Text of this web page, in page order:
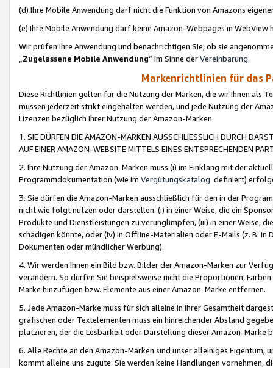
(d) Ihre Mobile Anwendung darf nicht die Funktion von Amazons
(e) Ihre Mobile Anwendung darf keine Amazon-Webpages in WebView
Wir prüfen Ihre Anwendung und benachrichtigen Sie, ob sie
„Zugelassene Mobile Anwendung“ im Sinne derVereinbarung.
Markenrichtlinien für das
Diese Richtlinien gelten für die Nutzung der Marken, die wir Ihnen als
müssen jederzeit strikt eingehalten werden, und jede Nutzung der
Lizenzen bezüglich Ihrer Nutzung der Amazon-Marken.
1. SIE DÜRFEN DIE AMAZON-MARKEN AUSSCHLIESSLICH DURCH
AUF EINER AMAZON-WEBSITE MITTELS EINES ENTSPRECHENDEN
2. Ihre Nutzung der Amazon-Marken muss (i) im Einklang mit der
Programmdokumentation (wie im Vergütungskatalog definiert)
3. Sie dürfen die Amazon-Marken ausschließlich für den in der
nicht wie folgt nutzen oder darstellen: (i) in einer Weise, die ein
Produkte und Dienstleistungen zu verunglimpfen, (iii) in einer Weise,
schädigen könnte, oder (iv) in Offline-Materialien oder E-Mails (z. B. in
Dokumenten oder mündlicher Werbung).
4. Wir werden Ihnen ein Bild bzw. Bilder der Amazon-Marken zur
verändern. So dürfen Sie beispielsweise nicht die Proportionen,
Marke hinzufügen bzw. Elemente aus einer Amazon-Marke entfernen.
5. Jede Amazon-Marke muss für sich alleine in ihrer Gesamtheit
grafischen oder Textelementen muss ein hinreichender Abstand
platzieren, der die Lesbarkeit oder Darstellung dieser Amazon-Marke
6. Alle Rechte an den Amazon-Marken sind unser alleiniges
kommt alleine uns zugute. Sie werden keine Handlungen vornehmen,